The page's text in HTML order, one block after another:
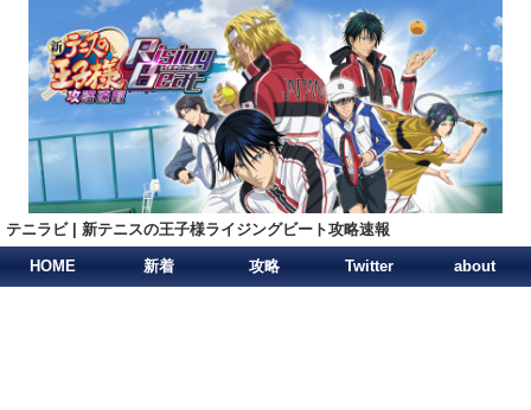
テニラビ | 新テニスの王子様ライジングビート攻略速報
HOME 新着 攻略 Twitter about